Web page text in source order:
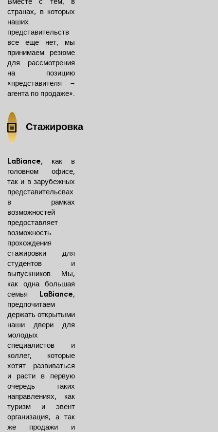
странах, в которых
наших
представительств
все еще нет, мы
принимаем резюме
для рассмотрения
на позицию
«представителя –
агента по продаже».
Стажировка
LaBiance, как в
головном офисе,
так и в зарубежных
представительсвах
в рамках
возможностей
предоставляет
возможность
прохождения
стажировки для
студентов и
выпускников. Мы,
как одна большая
семья
LaBiance,
предпочитаем
держать открытыми
наши двери для
молодых
специалистов и
коллег, которые
хотят развиваться
и расти в первую
очередь таких
направлениях, как
туризм и эвент
организация, а так
же продажи и
О КОМПАНИИ
УСЛУГИ
ПАКЕТЫ
ПОЧЕМУ МЫ
КОНТАКТЫ